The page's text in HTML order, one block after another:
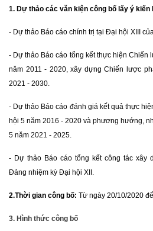
1. Dự thảo các văn kiện công bố lấy ý kiến
- Dự thảo Báo cáo chính trị tại Đại hội XIII
- Dự thảo Báo cáo tổng kết thực hiện Chiến
năm 2011 - 2020, xây dựng Chiến lược
2021 - 2030.
- Dự thảo Báo cáo đánh giá kết quả thực
hội 5 năm 2016 - 2020 và phương hướng,
5 năm 2021 - 2025.
- Dự thảo Báo cáo tổng kết công tác
Đảng nhiệm kỳ Đại hội XII.
2.Thời gian công bố: Từ ngày 20/10/2020
3. Hình thức công bố